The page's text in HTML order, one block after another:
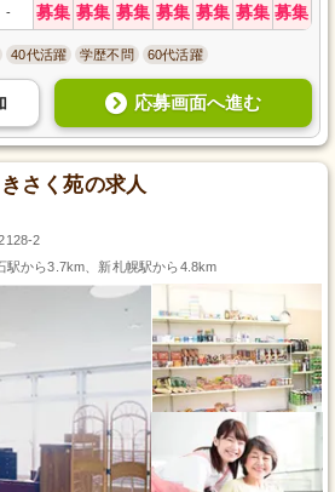
- 募集 募集 募集 募集 募集 募集 募集
40代活躍 学歴不問 60代活躍
応募画面へ進む
さく苑の求人
2
駅から3.7km、新札幌駅から4.8km